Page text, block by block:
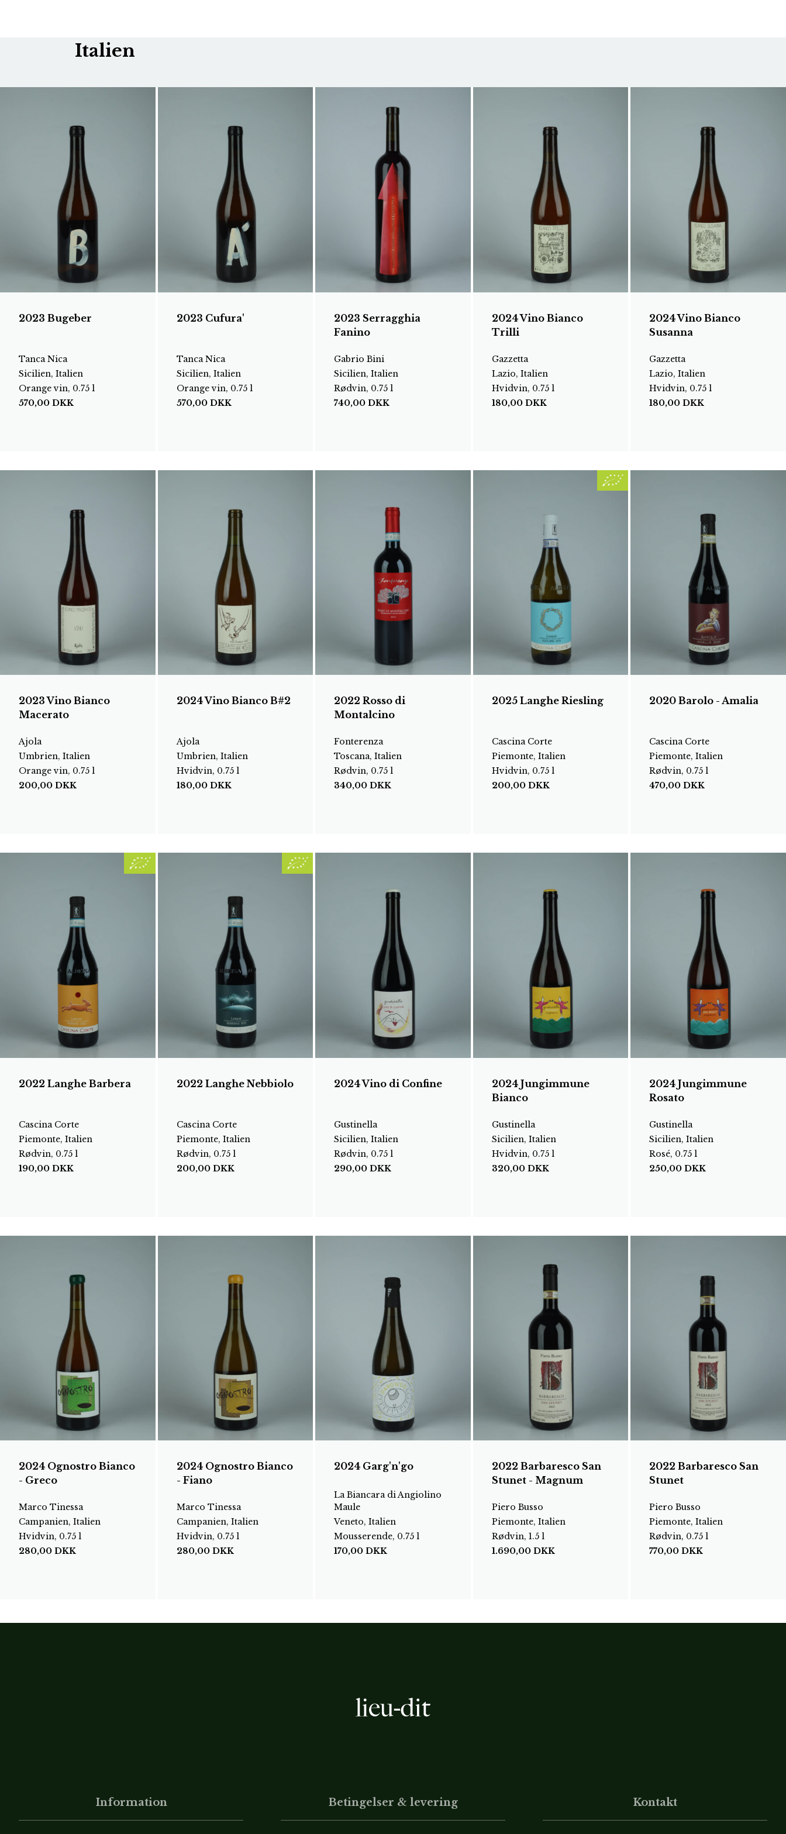
Italien
2023 Bugeber
Tanca Nica
Sicilien, Italien
Orange vin, 0.75 l
570,00 DKK
2023 Cufura'
Tanca Nica
Sicilien, Italien
Orange vin, 0.75 l
570,00 DKK
2023 Serragghia
Fanino
Gabrio Bini
Sicilien, Italien
Rødvin, 0.75 l
740,00DKK
2024 Vino Bianco
Trilli
Gazzetta
Lazio, Italien
Hvidvin, 0.75 l
180,00 DKK
2024 Vino Bianco
Susanna
Gazzetta
Lazio, Italien
Hvidvin, 0.75 l
180,00DKK
2023 Vino Bianco
Macerato
Ajola
Umbrien, Italien
Orange vin, 0.75 l
200,00 DKK
2024 Vino Bianco B#2
Ajola
Umbrien, Italien
Hvidvin, 0.75 l
180,00 DKK
2022 Rosso di
Montalcino
Fonterenza
Toscana, Italien
Rødvin, 0.75 l
340,00DKK
2025 Langhe Riesling
Cascina Corte
Piemonte, Italien
Hvidvin, 0.75 l
200,00 DKK
2020 Barolo - Amalia
Cascina Corte
Piemonte, Italien
Rødvin, 0.75 l
470,00DKK
2022 Langhe Barbera
Cascina Corte
Piemonte, Italien
Rødvin, 0.75 l
190,00 DKK
2022 Langhe Nebbiolo
Cascina Corte
Piemonte, Italien
Rødvin, 0.75 l
200,00 DKK
2024 Vino di Confine
Gustinella
Sicilien, Italien
Rødvin, 0.75 l
290,00DKK
2024 Jungimmune
Bianco
Gustinella
Sicilien, Italien
Hvidvin, 0.75 l
320,00 DKK
2024 Jungimmune
Rosato
Gustinella
Sicilien, Italien
Rosé, 0.75 l
250,00DKK
2024 Ognostro Bianco
- Greco
Marco Tinessa
Campanien, Italien
Hvidvin, 0.75 l
280,00 DKK
2024 Ognostro Bianco
- Fiano
Marco Tinessa
Campanien, Italien
Hvidvin, 0.75 l
280,00 DKK
2024 Garg'n'go
La Biancara di Angiolino
Maule
Veneto, Italien
Mousserende, 0.75 l
170,00DKK
2022 Barbaresco San
Stunet - Magnum
Piero Busso
Piemonte, Italien
Rødvin, 1.5 l
1.690,00 DKK
2022 Barbaresco San
Stunet
Piero Busso
Piemonte, Italien
Rødvin, 0.75 l
770,00DKK
Information Betingelser & levering Kontakt